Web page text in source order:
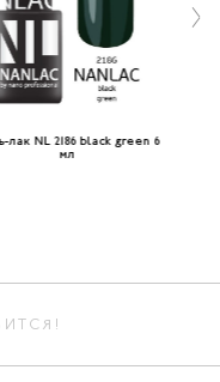
лак NL 2186 black green 6
мл